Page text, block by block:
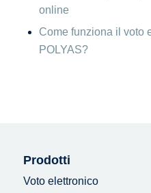
online
Come funziona il voto
POLYAS?
Prodotti
Voto elettronico